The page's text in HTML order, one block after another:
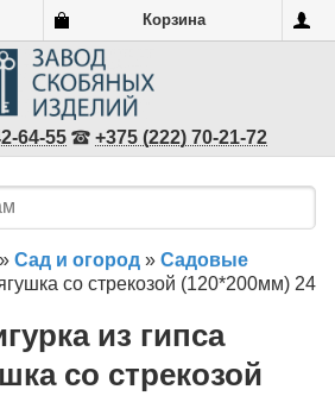
Корзина
64-55 +375 (222) 70-21-72
» Сад и огород » Садовые
со стрекозой (120*200мм) 24
из гипса
со стрекозой